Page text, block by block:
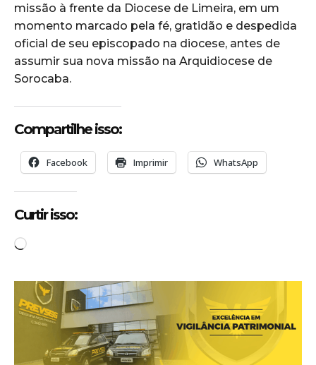
missão à frente da Diocese de Limeira, em um
momento marcado pela fé, gratidão e despedida
oficial de seu episcopado na diocese, antes de
assumir sua nova missão na Arquidiocese de
Sorocaba.
Compartilhe isso:
Facebook Imprimir WhatsApp
Curtir isso:
C
r
r
e